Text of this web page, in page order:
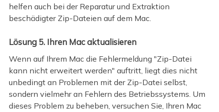
helfen auch bei der Reparatur und Extraktion
beschädigter Zip-Dateien auf dem Mac.
Lösung 5. Ihren Mac aktualisieren
Wenn auf Ihrem Mac die Fehlermeldung "Zip-Datei
kann nicht erweitert werden" auftritt, liegt dies nicht
unbedingt an Problemen mit der Zip-Datei selbst,
sondern vielmehr an Fehlern des Betriebssystems. Um
dieses Problem zu beheben, versuchen Sie, Ihren Mac